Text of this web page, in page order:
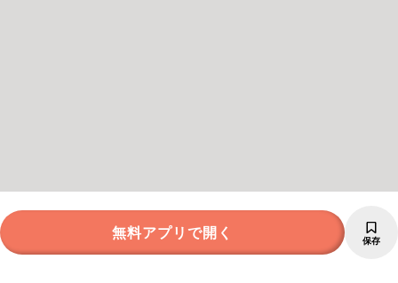
無料アプリで開く 保存